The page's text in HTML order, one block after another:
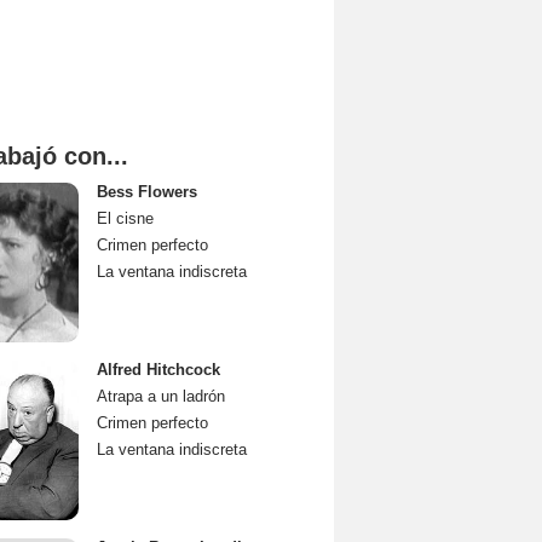
con...
Bess Flowers
El cisne
Crimen perfecto
La ventana indiscreta
Alfred Hitchcock
Atrapa a un ladrón
Crimen perfecto
La ventana indiscreta